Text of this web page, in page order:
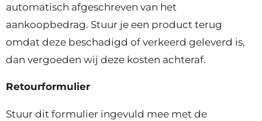
automatisch afgeschreven van het
aankoopbedrag. Stuur je een product terug
omdat deze beschadigd of verkeerd geleverd is,
dan vergoeden wij deze kosten achteraf.
Retourformulier
Stuur dit formulier ingevuld mee met de